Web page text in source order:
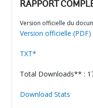
RAPPORT
Version officielle du
Version officielle (PDF)
TXT*
Total Downloads** :
Download Stats